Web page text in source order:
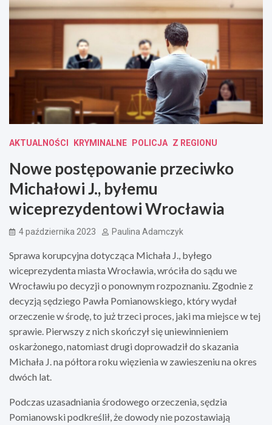
AKTUALNOŚCI KRYMINALNE POLICJA Z REGIONU
Nowe postępowanie przeciwko
Michałowi J., byłemu
wiceprezydentowi Wrocławia
4 października 2023 Paulina Adamczyk
Sprawa korupcyjna dotycząca Michała J., byłego
wiceprezydenta miasta Wrocławia, wróciła do sądu we
Wrocławiu po decyzji o ponownym rozpoznaniu. Zgodnie z
decyzją sędziego Pawła Pomianowskiego, który wydał
orzeczenie w środę, to już trzeci proces, jaki ma miejsce w tej
sprawie. Pierwszy z nich skończył się uniewinnieniem
oskarżonego, natomiast drugi doprowadził do skazania
Michała J. na półtora roku więzienia w zawieszeniu na okres
dwóch lat.
Podczas uzasadniania środowego orzeczenia, sędzia
Pomianowski podkreślił, że dowody nie pozostawiają